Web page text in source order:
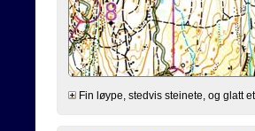
Fin løype, stedvis steinete, og glatt